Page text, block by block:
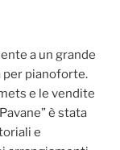
a un grande
per pianoforte.
e le vendite
è stata
e